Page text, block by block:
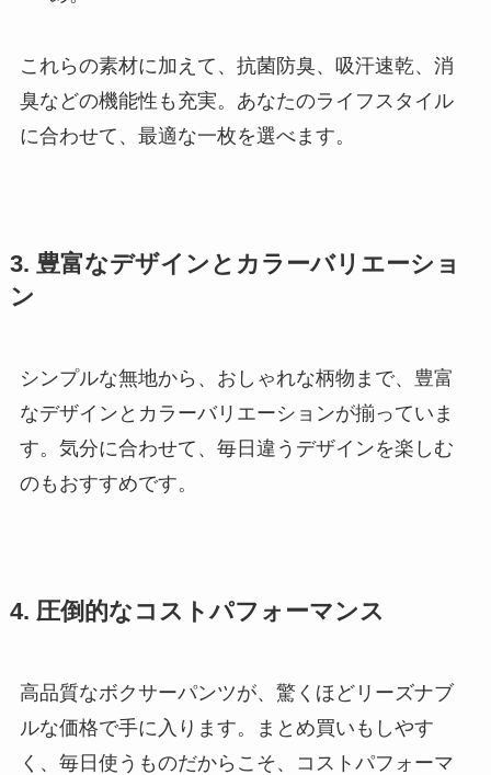
これらの素材に加えて、抗菌防臭、吸汗速乾、消
臭などの機能性も充実。あなたのライフスタイル
に合わせて、最適な一枚を選べます。
3. 豊富なデザインとカラーバリエーショ
ン
シンプルな無地から、おしゃれな柄物まで、豊富
なデザインとカラーバリエーションが揃っていま
す。気分に合わせて、毎日違うデザインを楽しむ
のもおすすめです。
4. 圧倒的なコストパフォーマンス
高品質なボクサーパンツが、驚くほどリーズナブ
ルな価格で手に入ります。まとめ買いもしやす
く、毎日使うものだからこそ、コストパフォーマ